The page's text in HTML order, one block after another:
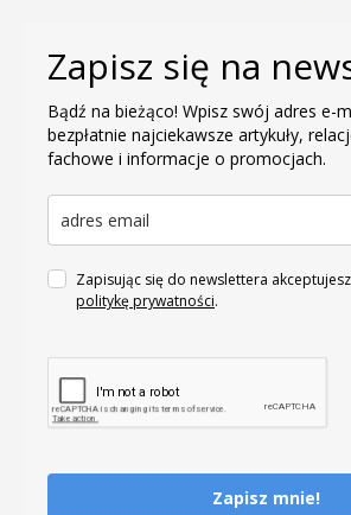
Zapisz się na
Bądź na bieżąco! Wpisz swój adres e-
bezpłatnie najciekawsze artykuły,
fachowe i informacje o promocjach.
Zapisując się do newslettera
politykę prywatności.
Zapisz mnie!